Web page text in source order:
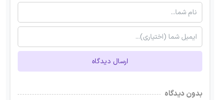
ارسال دیدگاه
بدون دیدگاه